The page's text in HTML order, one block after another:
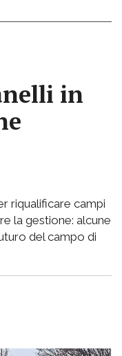
in
riqualificare campi
la gestione: alcune
del campo di